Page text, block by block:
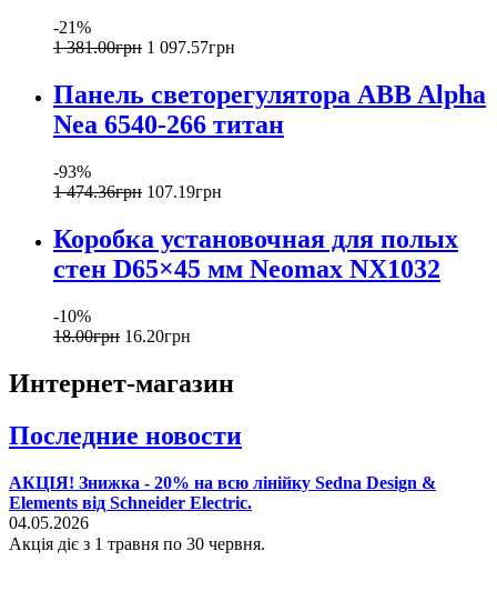
-21%
1 381.00грн 1 097.57грн
Панель светорегулятора ABB Alpha
Nea 6540-266 титан
-93%
1 474.36грн 107.19грн
Коробка установочная для полых
стен D65×45 мм Neomax NX1032
-10%
18.00грн 16.20грн
Интернет-магазин
Последние новости
АКЦІЯ! Знижка - 20% на всю лінійку Sedna Design &
Elements від Schneider Electric.
04.05.2026
Акція діє з 1 травня по 30 червня.